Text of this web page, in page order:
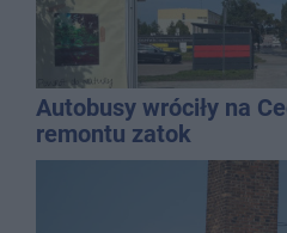
Autobusy wróciły na
remontu zatok